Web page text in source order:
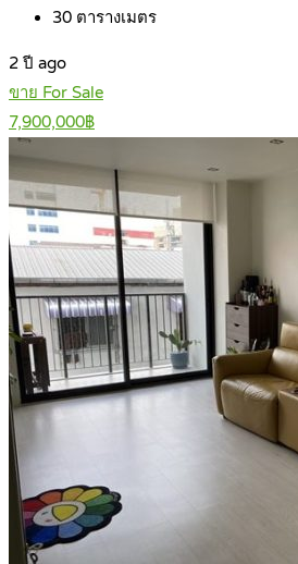
30 ตารางเมตร
2 ปี ago
ขาย For Sale
7,900,000฿